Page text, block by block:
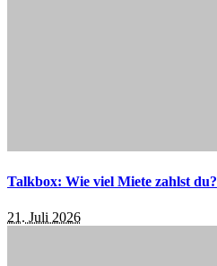
Talkbox: Wie viel Miete zahlst du?
21. Juli 2026